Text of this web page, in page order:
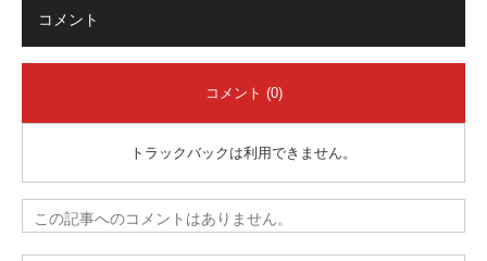
コメント
コメント (0)
トラックバックは利用できません。
この記事へのコメントはありません。